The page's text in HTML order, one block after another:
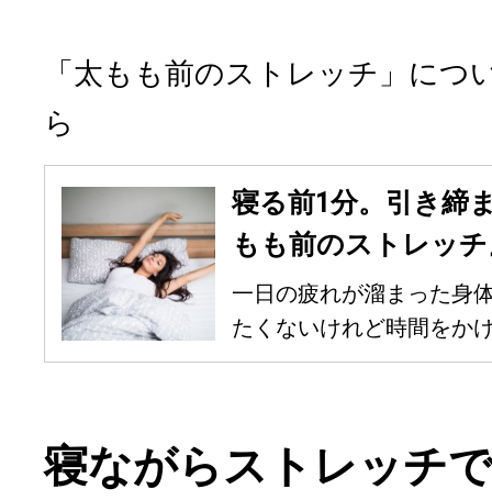
「太もも前のストレッチ」につ
ら
寝る前1分。引き締
もも前のストレッ
一日の疲れが溜まった身
たくないけれど時間をか
寝ながらストレッチ